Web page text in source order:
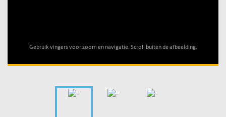
Gebruik vingers voor zoom en navigatie. Scroll buiten de afbeelding.